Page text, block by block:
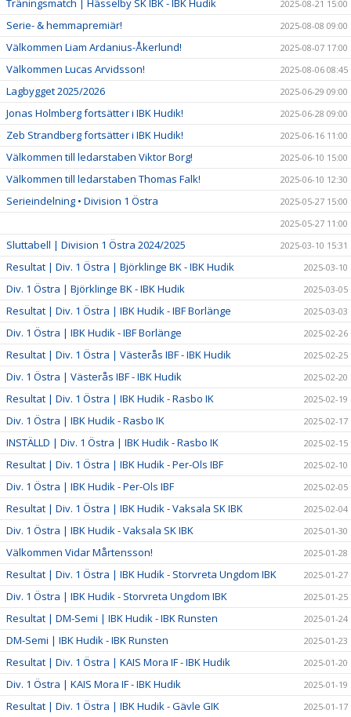
2025-08-21 15:00
Serie- & hemmapremiär! 2025-08-08 09:00
Välkommen Liam Ardanius-Åkerlund! 2025-08-07 17:00
Välkommen Lucas Arvidsson! 2025-08-06 08:45
Lagbygget 2025/2026 2025-06-29 09:00
Jonas Holmberg fortsätter i IBK Hudik! 2025-06-28 09:00
Zeb Strandberg fortsätter i IBK Hudik! 2025-06-16 11:00
Välkommen till ledarstaben Viktor Borg! 2025-06-10 15:00
Välkommen till ledarstaben Thomas Falk! 2025-06-10 12:30
Serieindelning • Division 1 Östra
2025-05-27 15:00
2025-05-27 11:00
Sluttabell | Division 1 Östra 2024/2025 2025-03-10 15:31
Resultat | Div. 1 Östra | Björklinge BK - IBK Hudik 2025-03-10
Div. 1 Östra | Björklinge BK - IBK Hudik 2025-03-05
Resultat | Div. 1 Östra | IBK Hudik - IBF Borlänge 2025-03-03
Div. 1 Östra | IBK Hudik - IBF Borlänge 2025-02-26
Resultat | Div. 1 Östra | Västerås IBF - IBK Hudik 2025-02-25
Div. 1 Östra | Västerås IBF - IBK Hudik 2025-02-20
Resultat | Div. 1 Östra | IBK Hudik - Rasbo IK 2025-02-19
Div. 1 Östra | IBK Hudik - Rasbo IK 2025-02-17
INSTÄLLD | Div. 1 Östra | IBK Hudik - Rasbo IK 2025-02-15
Resultat | Div. 1 Östra | IBK Hudik - Per-Ols IBF 2025-02-10
Div. 1 Östra | IBK Hudik - Per-Ols IBF 2025-02-05
Resultat | Div. 1 Östra | IBK Hudik - Vaksala SK IBK 2025-02-04
Div. 1 Östra | IBK Hudik - Vaksala SK IBK 2025-01-30
Välkommen Vidar Mårtensson! 2025-01-28
Resultat | Div. 1 Östra | IBK Hudik - Storvreta Ungdom IBK 2025-01-27
Div. 1 Östra | IBK Hudik - Storvreta Ungdom IBK 2025-01-25
Resultat | DM-Semi | IBK Hudik - IBK Runsten 2025-01-24
DM-Semi | IBK Hudik - IBK Runsten 2025-01-23
Resultat | Div. 1 Östra | KAIS Mora IF - IBK Hudik 2025-01-20
Div. 1 Östra | KAIS Mora IF - IBK Hudik 2025-01-19
Resultat | Div. 1 Östra | IBK Hudik - Gävle GIK 2025-01-17